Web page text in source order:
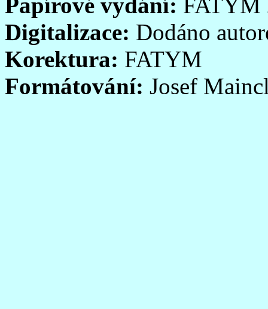
Digitalizace: Dodáno
Korektura: FATYM
Formátování: Josef